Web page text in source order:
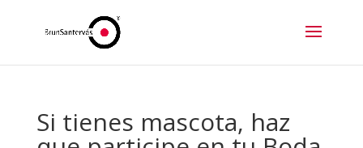
Si tienes mascota, haz